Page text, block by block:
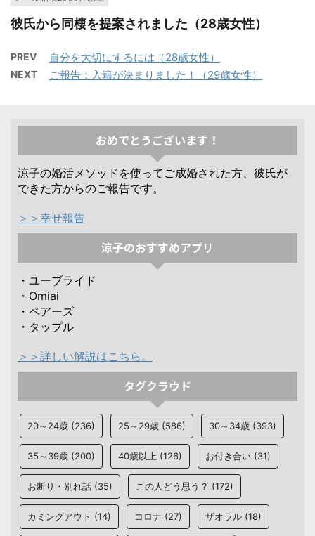
彼氏から同棲を提案されました（28歳女性）
PREV 自分を大切にするには（28歳女性）
NEXT ご報告：入籍が決まりました！（29歳女性）
おめでとうございます！
涼子の婚活メソッドを使ってご成婚された方、彼氏が
できた方からのご報告です。
＞＞幸せ報告
涼子のおすすめアプリ
・ユーブライド
・Omiai
・ペアーズ
・タップル
＞＞詳しい解説はこちら。
タグクラウド
20～24歳 (236) 25～29歳 (586) 30～34歳 (393)
35～39歳 (200) 40歳以上 (126) お付き合い (31)
お断り・別れ話 (35) この人どう思う？ (172)
カミングアウト (14) コロナ (27) ザオラル (18)